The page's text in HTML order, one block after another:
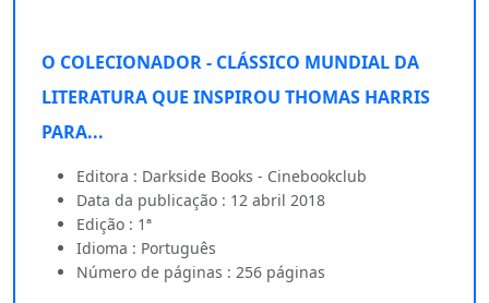
O COLECIONADOR - CLÁSSICO MUNDIAL DA
LITERATURA QUE INSPIROU THOMAS HARRIS
PARA...
Editora : Darkside Books - Cinebookclub
Data da publicação : 12 abril 2018
Edição : 1ª
Idioma : Português
Número de páginas : 256 páginas